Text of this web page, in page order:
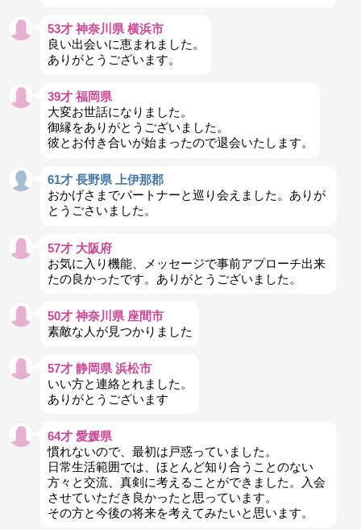
53才 神奈川県 横浜市
良い出会いに恵まれました。
ありがとうございます。
39才 福岡県
大変お世話になりました。
御縁をありがとうございました。
彼とお付き合いが始まったので退会いたします。
61才 長野県 上伊那郡
おかげさまでパートナーと巡り会えました。ありが
とうごさいました。
57才 大阪府
お気に入り機能、メッセージで事前アプローチ出来
たの良かったです。ありがとうございました。
50才 神奈川県 座間市
素敵な人が見つかりました
57才 静岡県 浜松市
いい方と連絡とれました。
ありがとうございます
64才 愛媛県
慣れないので、最初は戸惑っていました。
日常生活範囲では、ほとんど知り合うことのない
方々と交流、真剣に考えることができました。入会
させていただき良かったと思っています。
その方と今後の将来を考えてみたいと思います。